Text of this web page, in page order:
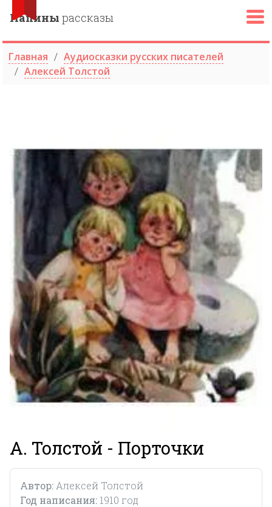
Папины рассказы
Главная
Аудиосказки русских писателей
Алексей Толстой
А. Толстой - Порточки
Автор: Алексей Толстой
Год написания: 1910 год